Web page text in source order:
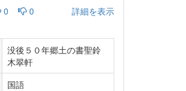
0 0 詳細を表示
没後５０年郷土の書聖鈴
木翠軒
国語